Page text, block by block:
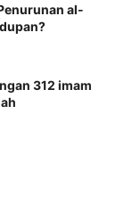
al-
312 imam